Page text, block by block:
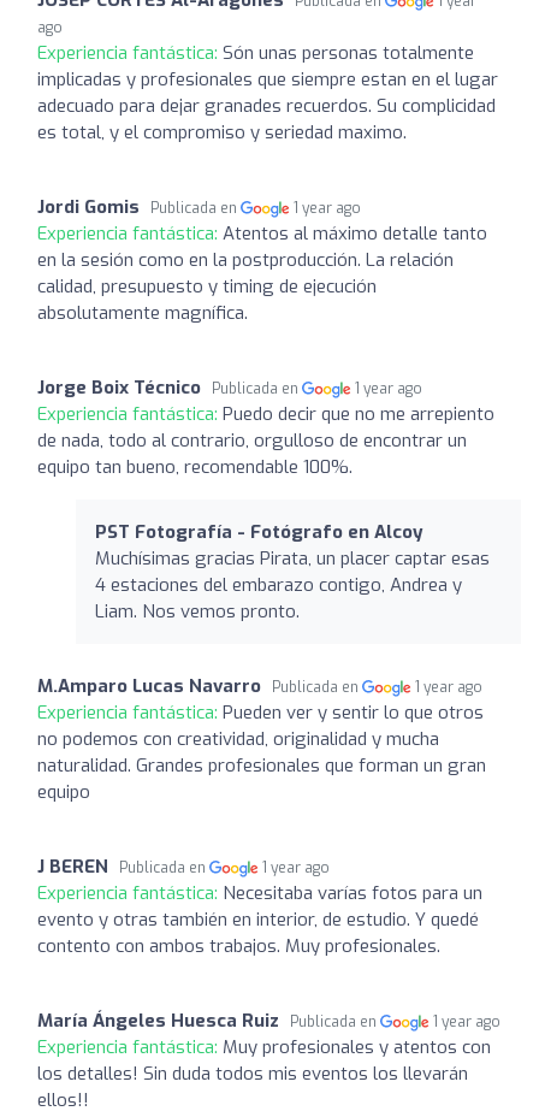
ago
Experiencia fantástica: Són unas personas totalmente
implicadas y profesionales que siempre estan en el lugar
adecuado para dejar granades recuerdos. Su complicidad
es total, y el compromiso y seriedad maximo.
Jordi Gomis Publicada en 1 year ago
Experiencia fantástica: Atentos al máximo detalle tanto
en la sesión como en la postproducción. La relación
calidad, presupuesto y timing de ejecución
absolutamente magnífica.
Jorge Boix Técnico Publicada en 1 year ago
Experiencia fantástica: Puedo decir que no me arrepiento
de nada, todo al contrario, orgulloso de encontrar un
equipo tan bueno, recomendable 100%.
PST Fotografía - Fotógrafo en Alcoy
Muchísimas gracias Pirata, un placer captar esas
4 estaciones del embarazo contigo, Andrea y
Liam. Nos vemos pronto.
M.Amparo Lucas Navarro Publicada en 1 year ago
Experiencia fantástica: Pueden ver y sentir lo que otros
no podemos con creatividad, originalidad y mucha
naturalidad. Grandes profesionales que forman un gran
equipo
J BEREN Publicada en 1 year ago
Experiencia fantástica: Necesitaba varías fotos para un
evento y otras también en interior, de estudio. Y quedé
contento con ambos trabajos. Muy profesionales.
María Ángeles Huesca Ruiz Publicada en 1 year ago
Experiencia fantástica: Muy profesionales y atentos con
los detalles! Sin duda todos mis eventos los llevarán
ellos!!